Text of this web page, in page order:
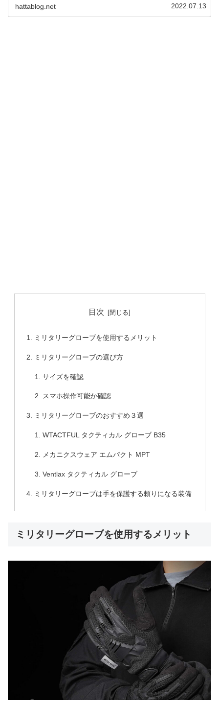
各国の軍や特殊部隊に採用されています。 そこで、ミリタ
hattablog.net 2022.07.13
目次
ミリタリーグローブを使用するメリット
ミリタリーグローブの選び方
サイズを確認
スマホ操作可能か確認
ミリタリーグローブのおすすめ３選
WTACTFUL タクティカル グローブ B35
メカニクスウェア エムパクト MPT
Ventlax タクティカル グローブ
ミリタリーグローブは手を保護する頼りになる装備
ミリタリーグローブを使用するメリット